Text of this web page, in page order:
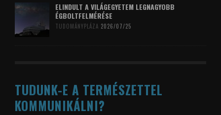
ELINDULT A VILÁGEGYETEM LEGNAGYOBB
ÉGBOLTFELMÉRÉSE
TUDOMÁNYPLÁZA 2026/07/25
TUDUNK-E A TERMÉSZETTEL
KOMMUNIKÁLNI?